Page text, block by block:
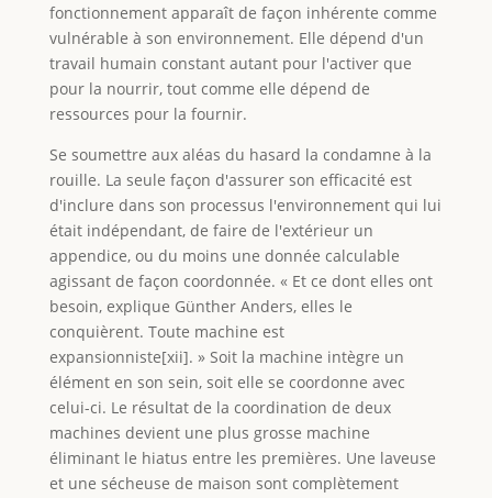
fonctionnement apparaît de façon inhérente comme
vulnérable à son environnement. Elle dépend d'un
travail humain constant autant pour l'activer que
pour la nourrir, tout comme elle dépend de
ressources pour la fournir.
Se soumettre aux aléas du hasard la condamne à la
rouille. La seule façon d'assurer son efficacité est
d'inclure dans son processus l'environnement qui lui
était indépendant, de faire de l'extérieur un
appendice, ou du moins une donnée calculable
agissant de façon coordonnée. « Et ce dont elles ont
besoin, explique Günther Anders, elles le
conquièrent. Toute machine est
expansionniste[xii]. » Soit la machine intègre un
élément en son sein, soit elle se coordonne avec
celui-ci. Le résultat de la coordination de deux
machines devient une plus grosse machine
éliminant le hiatus entre les premières. Une laveuse
et une sécheuse de maison sont complètement